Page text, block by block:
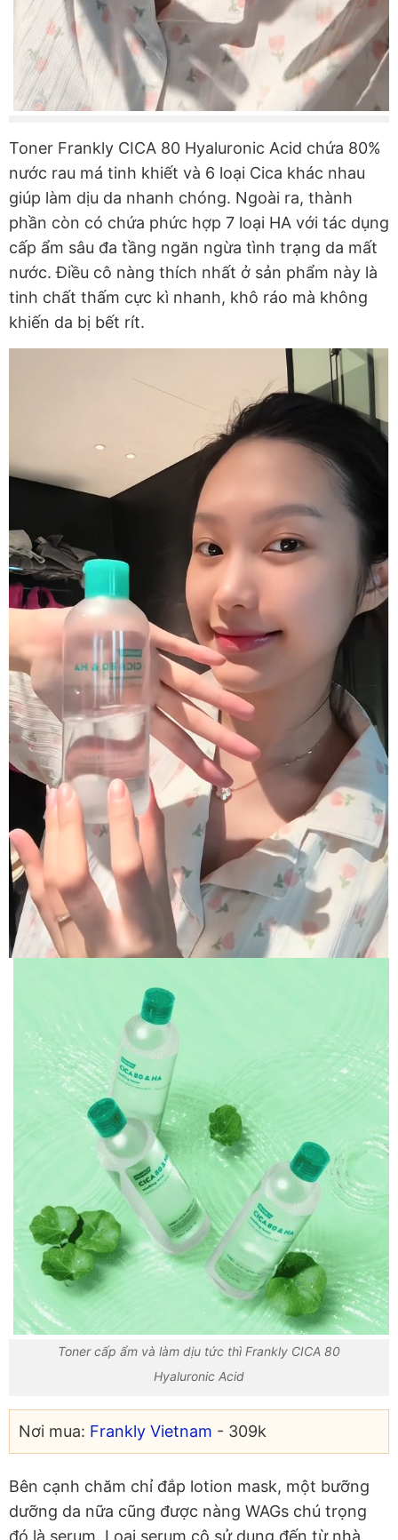
Toner Frankly CICA 80 Hyaluronic Acid chứa 80%
nước rau má tinh khiết và 6 loại Cica khác nhau
giúp làm dịu da nhanh chóng. Ngoài ra, thành
phần còn có chứa phức hợp 7 loại HA với tác dụng
cấp ẩm sâu đa tầng ngăn ngừa tình trạng da mất
nước. Điều cô nàng thích nhất ở sản phẩm này là
tinh chất thấm cực kì nhanh, khô ráo mà không
khiến da bị bết rít.
Toner cấp ẩm và làm dịu tức thì Frankly CICA 80
Hyaluronic Acid
Nơi mua: Frankly Vietnam - 309k
Bên cạnh chăm chỉ đắp lotion mask, một bưỡng
dưỡng da nữa cũng được nàng WAGs chú trọng
đó là serum. Loại serum cô sử dụng đến từ nhà